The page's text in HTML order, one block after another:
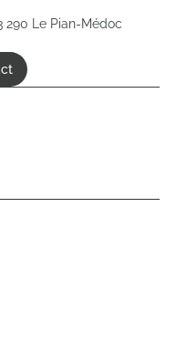
290 Le Pian-Médoc